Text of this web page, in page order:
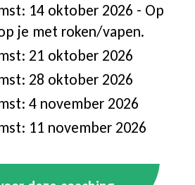
in opleiding
14 oktober 2026 - Op
je met roken/vapen.
21 oktober 2026
28 oktober 2026
4 november 2026
11 november 2026